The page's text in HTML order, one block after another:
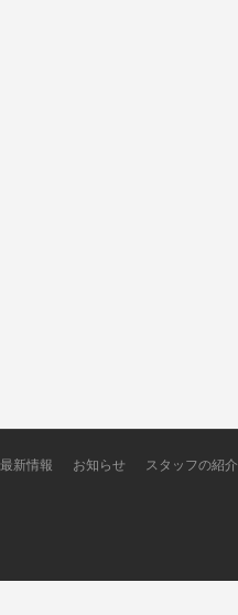
最新情報 お知らせ スタッフの紹介